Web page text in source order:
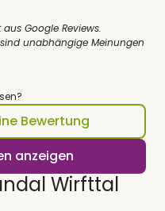
Google Reviews.
unabhängige Meinungen
Bewertung
anzeigen
Wirfttal